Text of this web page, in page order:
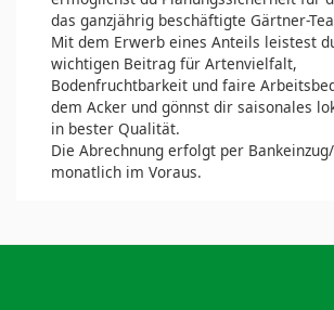
das ganzjährig beschäftigte Gärtner-
Mit dem Erwerb eines Anteils leistest
wichtigen Beitrag für Artenvielfalt,
Bodenfruchtbarkeit und faire
dem Acker und gönnst dir saisonales
in bester Qualität.
Die Abrechnung erfolgt per
monatlich im Voraus.